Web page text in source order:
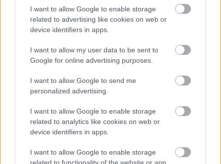
I want to allow Google to enable storage
related to advertising like cookies on web or
device identifiers in apps.
I want to allow my user data to be sent to
Google for online advertising purposes.
I want to allow Google to send me
personalized advertising.
I want to allow Google to enable storage
related to analytics like cookies on web or
device identifiers in apps.
I want to allow Google to enable storage
related to functionality of the website or app.
- Kedd [2020.07.14.] "Dicsérjétek az
Urat! Adjatok hálát az Úrnak, mert
jó, mert örökké tart szeretete!"
Andreas •2020. július 14.
&#0;&#0;&#0;&#0;&#0;&#0;&#0;&#0;&#0; *
MINDEN NAPRA: 1 MONDATBAN IS; 2 KIÍRT
RÚF*Károli*Katolikus*FORDÍTÁSBAN*HANGZÓ
ÖRÖMHÍRTÁR* http://www.garainyh.hu ***
https://garainyh.blog.hu/ ***